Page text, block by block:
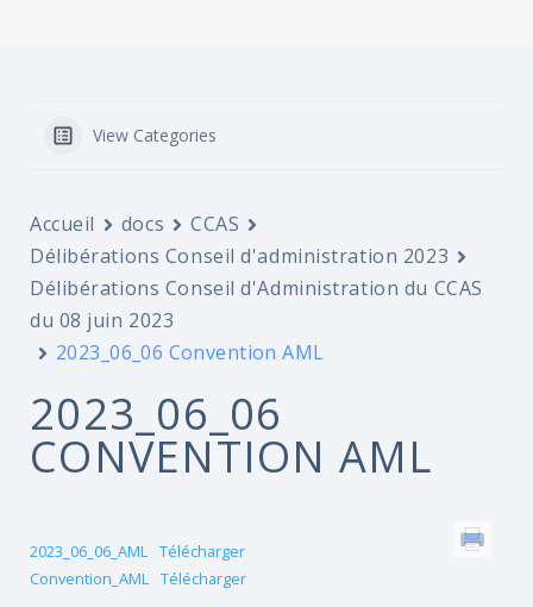
View Categories
Accueil docs
CCAS
Délibérations Conseil d'administration 2023
Délibérations Conseil d'Administration du CCAS
du 08 juin 2023
2023_06_06 Convention AML
2023_06_06
CONVENTION AML
2023_06_06_AML Télécharger
Convention_AML Télécharger